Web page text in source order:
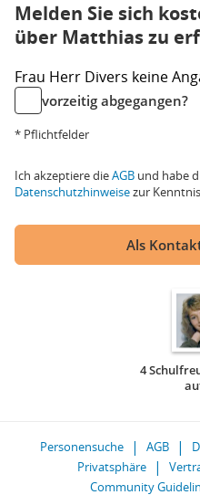
Melden Sie sich
über Matthias zu
Frau Herr Divers keine
vorzeitig abgegangen?
* Pflichtfelder
Ich akzeptiere dieAGB und habe
Datenschutzhinweisezur
Als
4
Personensuche AGB
Privatsphäre
Community